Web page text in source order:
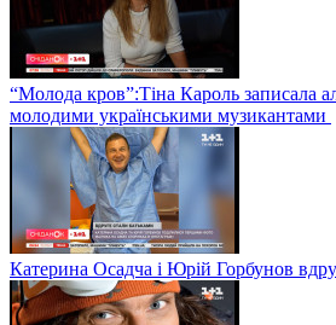
“Молода кров”:Тіна Кароль записала
молодими українськими музикантами
Катерина Осадча і Юрій Горбунов